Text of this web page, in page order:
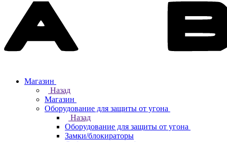
Магазин
Назад
Магазин
Оборудование для защиты от угона
Назад
Оборудование для защиты от угона
Замки/блокираторы